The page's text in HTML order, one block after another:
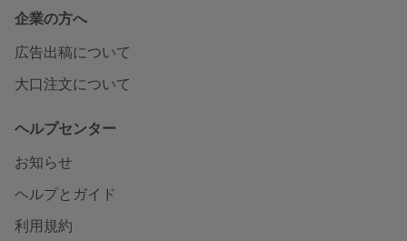
企業の方へ
広告出稿について
大口注文について
ヘルプセンター
お知らせ
ヘルプとガイド
利用規約